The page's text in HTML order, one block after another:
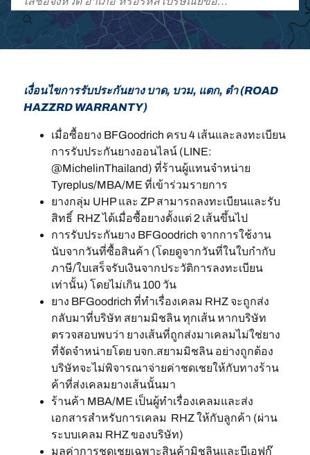
เงื่อนไขการรับประกันยาง บาด, บวม, แตก, ตำ (ROAD
HAZZRD WARRANTY)
เมื่อซื้อยาง BFGoodrich ครบ 4 เส้นและลงทะเบียน
การรับประกันยางออนไลน์ (LINE:
@MichelinThailand) ที่ร้านผู้แทนจำหน่าย
Tyreplus/MBA/ME ที่เข้าร่วมรายการ
ยางกลุ่ม UHP และ ZP สามารถลงทะเบียนและรับ
สิทธิ์ RHZ ได้เมื่อซื้อยางตั้งแต่ 2 เส้นขึ้นไป
การรับประกันยาง BFGoodrich จากการใช้งาน
นับจากวันที่ซื้อสินค้า (โดยดูจากวันที่ในใบกำกับ
ภาษี/ใบเสร็จรับเงินจากประวัติการลงทะเบียน
เท่านั้น) โดยไม่เกิน 100 วัน
ยาง BFGoodrich ที่ทำเรื่องเคลม RHZ จะถูกส่ง
กลับมาที่บริษัท สยามมิชลิน ทุกเส้น หากบริษัท
ตรวจสอบพบว่า ยางเส้นที่ถูกส่งมาเคลมไม่ใช่ยาง
ที่จัดจำหน่ายโดย บจก.สยามมิชลิน อย่างถูกต้อง
บริษัทจะไม่พิจารณาจ่ายค่าชดเชยให้กับทางร้าน
ค้าที่ส่งเคลมยางเส้นนั้นมา
ร้านค้า MBA/ME เป็นผู้ทำเรื่องเคลมและส่ง
เอกสารสำหรับการเคลม RHZ ให้กับลูกค้า (ผ่าน
ระบบเคลม RHZ ของบริษัท)
มูลค่าการชดเชยเฉพาะสินค้ามิชลินและบีเอฟกู๊